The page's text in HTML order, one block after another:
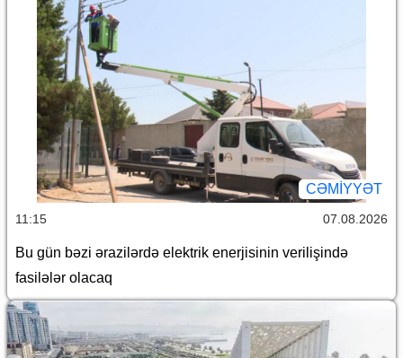
CƏMİYYƏT
11:15 07.08.2026
Bu gün bəzi ərazilərdə elektrik enerjisinin verilişində
fasilələr olacaq